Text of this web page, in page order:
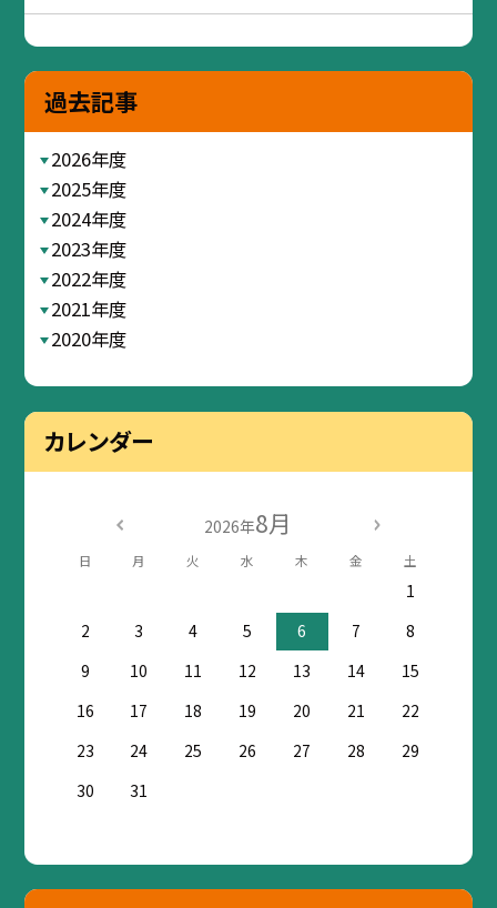
過去記事
2026年度
2025年度
2024年度
2023年度
2022年度
2021年度
2020年度
カレンダー
2026年8月
日 月 火 水 木 金 土
1
2
3 4 5 6 7
8
9
10 11 12 13 14
15
16
17 18 19 20 21
22
23
24 25 26 27 28
29
30
31